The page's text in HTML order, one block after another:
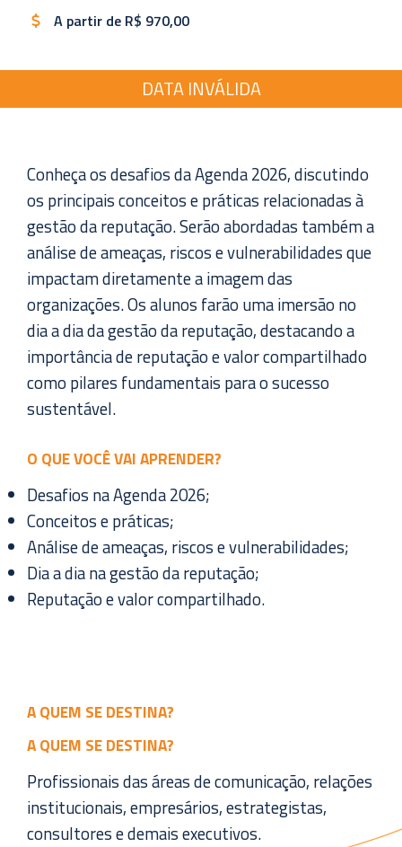
A partir de R$ 970,00
DATA INVÁLIDA
Conheça os desafios da Agenda 2026, discutindo
os principais conceitos e práticas relacionadas à
gestão da reputação. Serão abordadas também a
análise de ameaças, riscos e vulnerabilidades que
impactam diretamente a imagem das
organizações. Os alunos farão uma imersão no
dia a dia da gestão da reputação, destacando a
importância de reputação e valor compartilhado
como pilares fundamentais para o sucesso
sustentável.
O QUE VOCÊ VAI APRENDER?
Desafios na Agenda 2026;
Conceitos e práticas;
Análise de ameaças, riscos e vulnerabilidades;
Dia a dia na gestão da reputação;
Reputação e valor compartilhado.
A QUEM SE DESTINA?
A QUEM SE DESTINA?
Profissionais das áreas de comunicação, relações
institucionais, empresários, estrategistas,
consultores e demais executivos.